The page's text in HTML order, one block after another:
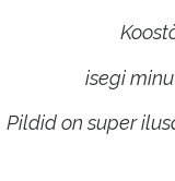
isegi
Pildid on super